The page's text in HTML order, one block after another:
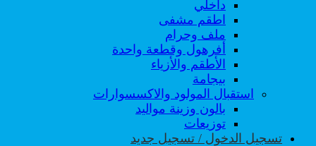
داخلي
اطقم مشفى
ملف وحرام
أفرهول وقطعة واحدة
الأطقم والأزياء
بيجامة
استقبال المولود والاكسسوارات
بالون وزينة مواليد
توزيعات
تسجيل الدخول / تسجيل جديد